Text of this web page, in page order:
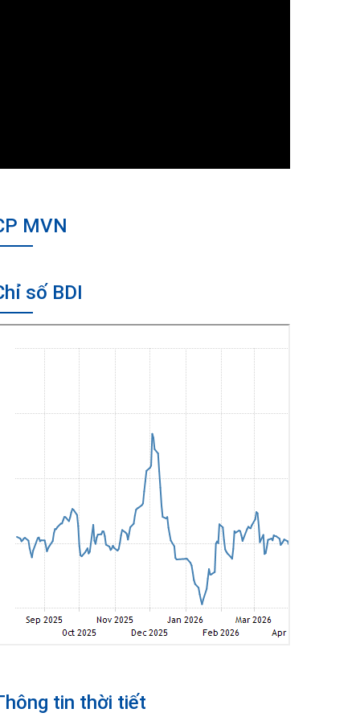
MVN
số BDI
tin thời tiết